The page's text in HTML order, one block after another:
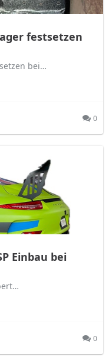
festsetzen
bei…
0
Einbau bei
0